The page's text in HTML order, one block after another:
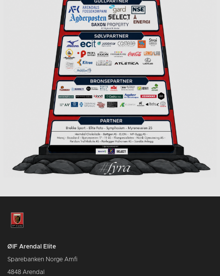
ØIF Arendal Elite
Sparebanken Norge Amfi
4848 Arendal